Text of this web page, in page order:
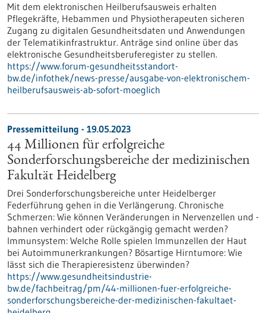
Mit dem elektronischen Heilberufsausweis erhalten
Pflegekräfte, Hebammen und Physiotherapeuten sicheren
Zugang zu digitalen Gesundheitsdaten und Anwendungen
der Telematikinfrastruktur. Anträge sind online über das
elektronische Gesundheitsberuferegister zu stellen.
https://www.forum-gesundheitsstandort-
bw.de/infothek/news-presse/ausgabe-von-elektronischem-
heilberufsausweis-ab-sofort-moeglich
Pressemitteilung - 19.05.2023
44 Millionen für erfolgreiche
Sonderforschungsbereiche der medizinischen
Fakultät Heidelberg
Drei Sonderforschungsbereiche unter Heidelberger
Federführung gehen in die Verlängerung. Chronische
Schmerzen: Wie können Veränderungen in Nervenzellen und -
bahnen verhindert oder rückgängig gemacht werden?
Immunsystem: Welche Rolle spielen Immunzellen der Haut
bei Autoimmunerkrankungen? Bösartige Hirntumore: Wie
lässt sich die Therapieresistenz überwinden?
https://www.gesundheitsindustrie-
bw.de/fachbeitrag/pm/44-millionen-fuer-erfolgreiche-
sonderforschungsbereiche-der-medizinischen-fakultaet-